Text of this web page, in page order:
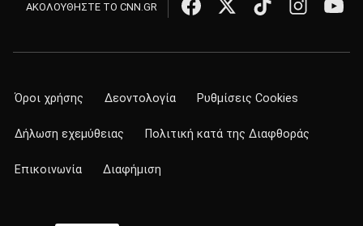
ΑΚΟΛΟΥΘΗΣΤΕ ΤΟ CNN.GR
Όροι χρήσης Δεοντολογία Ρυθμίσεις Cookies
Δήλωση εχεμύθειας Πολιτική κατά της Διαφθοράς
Επικοινωνία Διαφήμιση